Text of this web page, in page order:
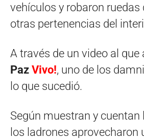
vehículos y robaron ruedas
otras pertenencias del
A través de un video al que
Paz Vivo!, uno de los
lo que sucedió.
Según muestran y cuentan
los ladrones aprovecharon